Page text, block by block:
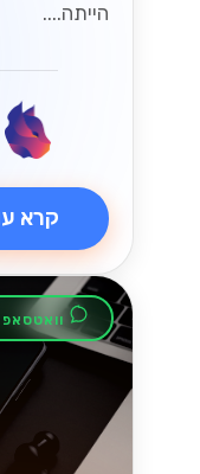
הייתה....
קרא
וואטסאפ